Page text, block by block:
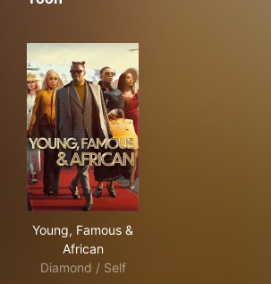
Young, Famous &
African
Diamond / Self